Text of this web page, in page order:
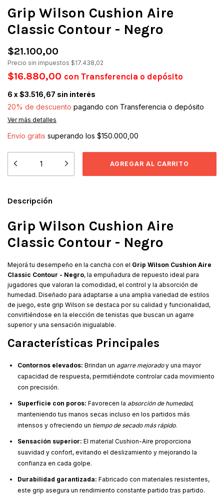
Grip Wilson Cushion Aire
Classic Contour - Negro
$21.100,00
Precio sin impuestos $17.438,02
$16.880,00 con Transferencia o depósito
6 x$3.516,67 sin interés
20% de descuento pagando con Transferencia o depósito
Ver más detalles
Envío gratis superando los $150.000,00
Descripción
Grip Wilson Cushion Aire
Classic Contour - Negro
Mejorá tu desempeño en la cancha con el Grip Wilson Cushion Aire
Classic Contour - Negro, la empuñadura de repuesto ideal para
jugadores que valoran la comodidad, el control y la absorción de
humedad. Diseñado para adaptarse a una amplia variedad de estilos
de juego, este grip Wilson se destaca por su calidad y funcionalidad,
convirtiéndose en la elección de tenistas que buscan un agarre
superior y una sensación inigualable.
Características Principales
Contornos elevados: Brindan un agarre mejoradoy una mayor
capacidad de respuesta, permitiéndote controlar cada movimiento
con precisión.
Superficie con poros: Favorecen la absorción de humedad,
manteniendo tus manos secas incluso en los partidos más
intensos y ofreciendo un tiempo de secado más rápido.
Sensación superior: El material Cushion-Aire proporciona
suavidad y confort, evitando el deslizamiento y mejorando la
confianza en cada golpe.
Durabilidad garantizada: Fabricado con materiales resistentes,
este grip asegura un rendimiento constante partido tras partido.